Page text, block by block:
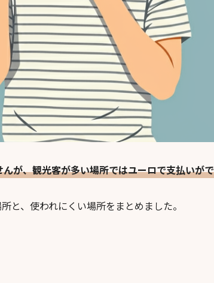
が、観光客が多い場所ではユーロで支払いが
と、使われにくい場所をまとめました。